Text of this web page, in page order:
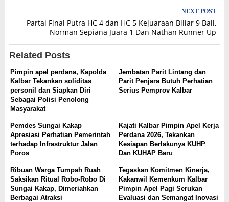
NEXT POST
Partai Final Putra HC 4 dan HC 5 Kejuaraan Biliar 9 Ball,
Norman Sepiana Juara 1 Dan Nathan Runner Up
Related Posts
Pimpin apel perdana, Kapolda
Kalbar Tekankan soliditas
personil dan Siapkan Diri
Sebagai Polisi Penolong
Masyarakat
Jembatan Parit Lintang dan
Parit Penjara Butuh Perhatian
Serius Pemprov Kalbar
Pemdes Sungai Kakap
Apresiasi Perhatian Pemerintah
terhadap Infrastruktur Jalan
Poros
Kajati Kalbar Pimpin Apel Kerja
Perdana 2026, Tekankan
Kesiapan Berlakunya KUHP
Dan KUHAP Baru
Ribuan Warga Tumpah Ruah
Saksikan Ritual Robo-Robo Di
Sungai Kakap, Dimeriahkan
Berbagai Atraksi
Tegaskan Komitmen Kinerja,
Kakanwil Kemenkum Kalbar
Pimpin Apel Pagi Serukan
Evaluasi dan Semangat Inovasi